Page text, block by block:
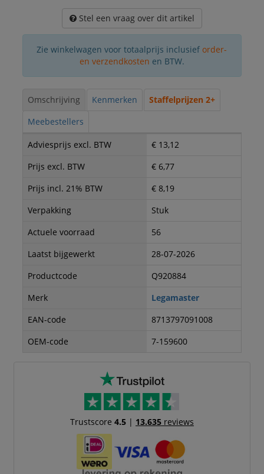
Stel een vraag over dit artikel
Zie winkelwagen voor totaalprijs inclusief order-
en verzendkosten en BTW.
Omschrijving Kenmerken
Staffelprijzen 2+
Meebestellers
Adviesprijs excl. BTW
€ 13,12
Prijs excl. BTW
€ 6,77
Prijs incl. 21% BTW
€ 8,19
Verpakking
Stuk
Actuele voorraad
56
Laatst bijgewerkt
28-07-2026
Productcode
Q920884
Merk
Legamaster
EAN-code
8713797091008
OEM-code
7-159600
Trustscore 4.5| 13.635reviews